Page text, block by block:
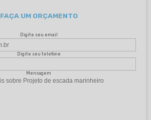
FAÇA UM ORÇAMENTO
Digite seu email
Digite seu telefone
Mensagem